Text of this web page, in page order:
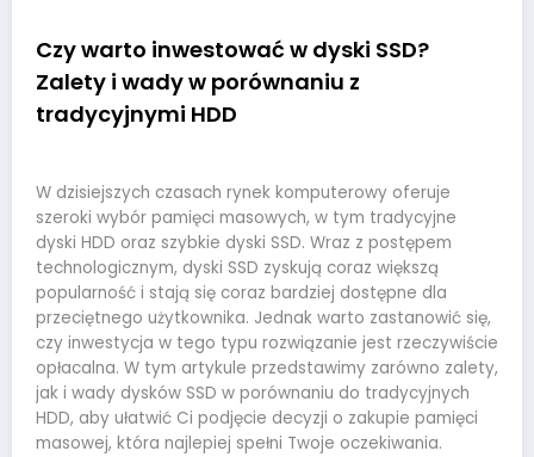
Czy warto inwestować w dyski SSD?
Zalety i wady w porównaniu z
tradycyjnymi HDD
W dzisiejszych czasach rynek komputerowy oferuje
szeroki wybór pamięci masowych, w tym tradycyjne
dyski HDD oraz szybkie dyski SSD. Wraz z postępem
technologicznym, dyski SSD zyskują coraz większą
popularność i stają się coraz bardziej dostępne dla
przeciętnego użytkownika. Jednak warto zastanowić się,
czy inwestycja w tego typu rozwiązanie jest rzeczywiście
opłacalna. W tym artykule przedstawimy zarówno zalety,
jak i wady dysków SSD w porównaniu do tradycyjnych
HDD, aby ułatwić Ci podjęcie decyzji o zakupie pamięci
masowej, która najlepiej spełni Twoje oczekiwania.